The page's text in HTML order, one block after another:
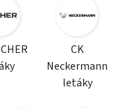
CK
Neckermann
letáky